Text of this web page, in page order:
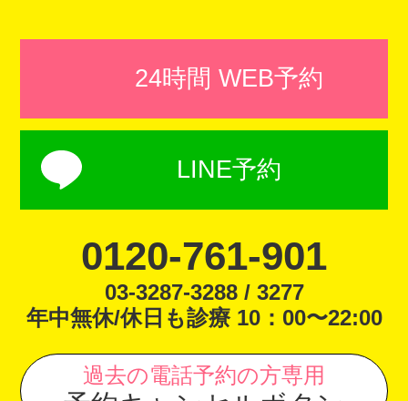
24時間 WEB予約
LINE予約
0120-761-901
03-3287-3288 / 3277
年中無休/休日も診療 10：00〜22:00
過去の電話予約の方専用